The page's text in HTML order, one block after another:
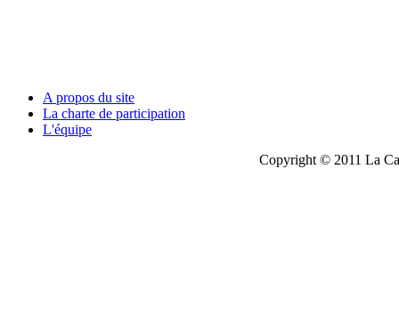
A propos du site
La charte de participation
L'équipe
Copyright © 2011 La